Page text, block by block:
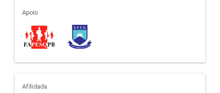
apoio
Apoio
Afilidada